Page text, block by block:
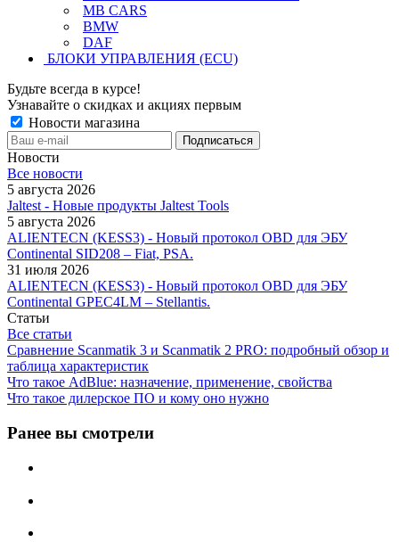
MB CARS
BMW
DAF
БЛОКИ УПРАВЛЕНИЯ (ECU)
Будьте всегда в курсе!
Узнавайте о скидках и акциях первым
Новости магазина
Новости
Все новости
5 августа 2026
Jaltest - Новые продукты Jaltest Tools
5 августа 2026
ALIENTECN (KESS3) - Новый протокол OBD для ЭБУ
Continental SID208 – Fiat, PSA.
31 июля 2026
ALIENTECN (KESS3) - Новый протокол OBD для ЭБУ
Continental GPEC4LM – Stellantis.
Статьи
Все статьи
Сравнение Scanmatik 3 и Scanmatik 2 PRO: подробный обзор и
таблица характеристик
Что такое AdBlue: назначение, применение, свойства
Что такое дилерское ПО и кому оно нужно
Ранее вы смотрели